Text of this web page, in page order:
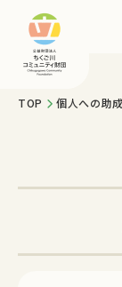
TOP 個人への助成